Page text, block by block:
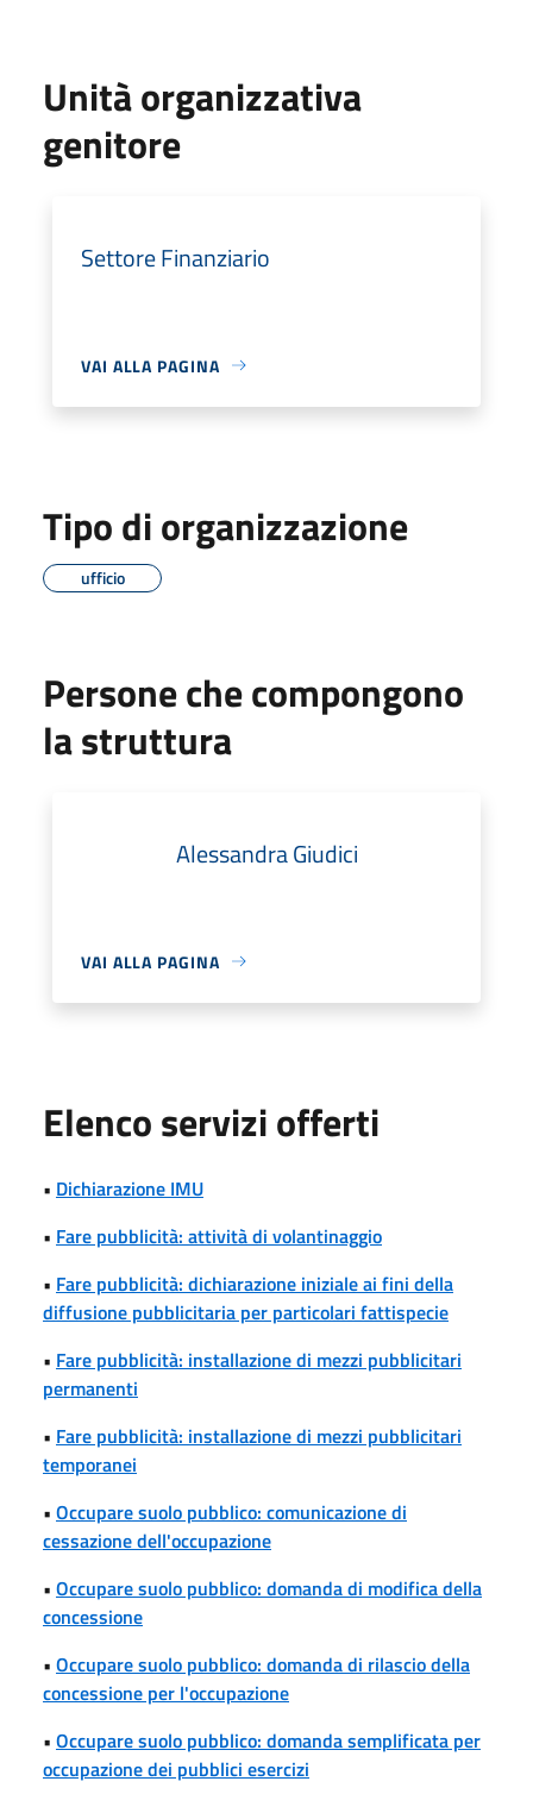
Unità organizzativa
genitore
Settore Finanziario
VAI ALLA PAGINA
Tipo di organizzazione
ufficio
Persone che compongono
la struttura
Alessandra Giudici
VAI ALLA PAGINA
Elenco servizi offerti
• Dichiarazione IMU
• Fare pubblicità: attività di volantinaggio
• Fare pubblicità: dichiarazione iniziale ai fini della
diffusione pubblicitaria per particolari fattispecie
• Fare pubblicità: installazione di mezzi pubblicitari
permanenti
• Fare pubblicità: installazione di mezzi pubblicitari
temporanei
• Occupare suolo pubblico: comunicazione di
cessazione dell'occupazione
• Occupare suolo pubblico: domanda di modifica della
concessione
• Occupare suolo pubblico: domanda di rilascio della
concessione per l'occupazione
• Occupare suolo pubblico: domanda semplificata per
occupazione dei pubblici esercizi